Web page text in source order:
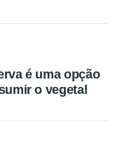
é uma opção
o vegetal